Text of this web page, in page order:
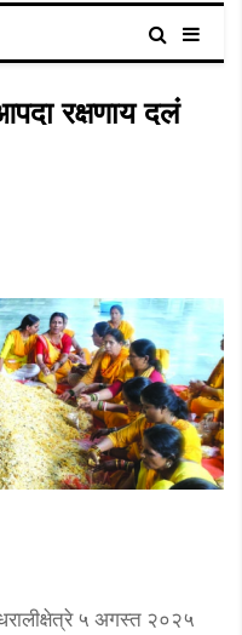
रक्षणाय दलं
५ अगस्त २०२५